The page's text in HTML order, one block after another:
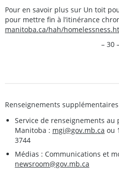
Pour en savoir plus sur Un toit
pour mettre fin à l’itinérance
manitoba.ca/hah/
– 30
Renseignements
Service de renseignements
Manitoba : mgi@gov.mb.ca ou
3744
Médias : Communications et
newsroom@gov.mb.ca